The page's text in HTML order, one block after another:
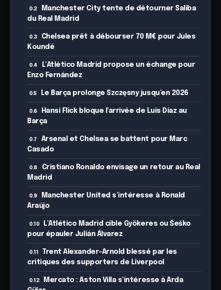
Manchester City tente de détourner Saliba
du Real Madrid
Chelsea prêt à débourser 70 M€ pour Jules
Koundé
L’Atlético Madrid propose un échange pour
Enzo Fernández
Le Barça prolonge Szczęsny jusqu’en 2026
Hansi Flick bloque l’arrivée de Luis Díaz au
Barça
Arsenal et Chelsea se battent pour Marc
Casado
Cristiano Ronaldo envisage un retour au Real
Madrid
Manchester United s’intéresse à Ronald
Araújo
L’Atlético Madrid cible Gyökeres ou Šeško
pour épauler Julián Álvarez
Trent Alexander-Arnold blessé par les
critiques des supporters de Liverpool
Mercato : Aston Villa s’intéresse à Arda